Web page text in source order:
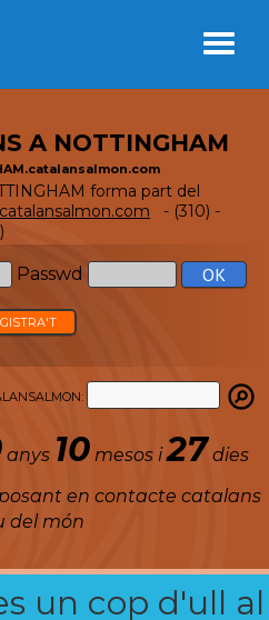
A NOTTINGHAM
forma part del
- (310) -
Passwd
anys 10 mesos i27 dies
en contacte catalans
del món
un cop d'ull al